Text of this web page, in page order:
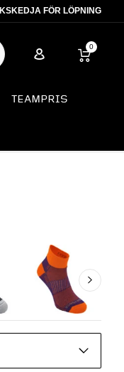
FÖR LÖPNING
0
TEAMPRIS